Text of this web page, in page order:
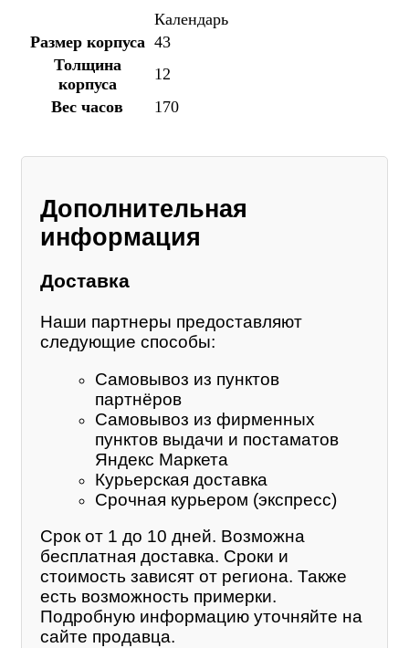
Календарь
Размер корпуса 43
Толщина
корпуса
12
Вес часов
170
Дополнительная
информация
Доставка
Наши партнеры предоставляют
следующие способы:
Самовывоз из пунктов
партнёров
Самовывоз из фирменных
пунктов выдачи и постаматов
Яндекс Маркета
Курьерская доставка
Срочная курьером (экспресс)
Срок от 1 до 10 дней. Возможна
бесплатная доставка. Сроки и
стоимость зависят от региона. Также
есть возможность примерки.
Подробную информацию уточняйте на
сайте продавца.